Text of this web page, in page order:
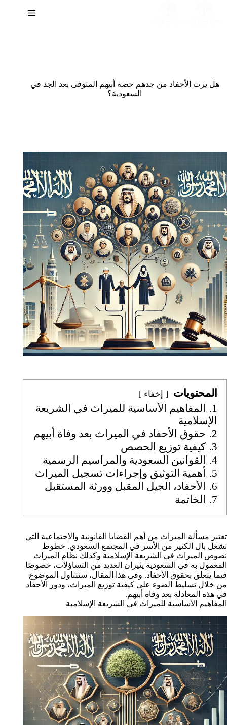
هل يرث الأحفاد من جدهم حصة أبيهم المتوفى بعد الجد في
السعودية؟
المحتويات إخفاء
1.
المفاهيم الأساسية للميراث في الشريعة
الإسلامية
2.
حقوق الأحفاد في الميراث بعد وفاة أبيهم
3. كيفية توزيع الحصص
4.
القوانين السعودية والمراسيم الرسمية
5.
أهمية التوثيق وإجراءات تسجيل الميراث
6.
الأحفاد، الجيل المقبل وورثة المستقبل
7.
الخاتمة
تعتبر مسألة الميراث من أهم القضايا القانونية والاجتماعية التي
تشغل بال الكثير من الأسر في المجتمع السعودي. خطوط
نصوص الميراث في الشريعة الإسلامية وكذلك نظام الميراث
المعمول به في السعودية يثيران العديد من التساؤلات، خصوصًا
فيما يتعلق بحقوق الأحفاد. وفي هذا المقال، سنتناول الموضوع
من خلال تسليط الضوء على كيفية توزيع الميراث، ودور الأحفاد
في هذه المعادلة بعد وفاة أبيهم.
المفاهيم الأساسية للميراث في الشريعة الإسلامية